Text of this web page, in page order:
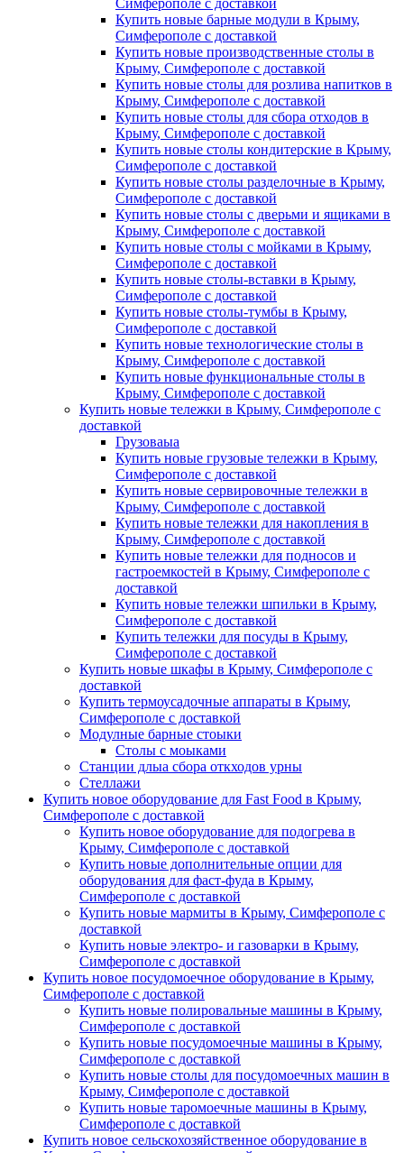
Симферополе с доставкой
Купить новые барные модули в Крыму,
Симферополе с доставкой
Купить новые производственные столы в
Крыму, Симферополе с доставкой
Купить новые столы для розлива напитков в
Крыму, Симферополе с доставкой
Купить новые столы для сбора отходов в
Крыму, Симферополе с доставкой
Купить новые столы кондитерские в Крыму,
Симферополе с доставкой
Купить новые столы разделочные в Крыму,
Симферополе с доставкой
Купить новые столы с дверьми и ящиками в
Крыму, Симферополе с доставкой
Купить новые столы с мойками в Крыму,
Симферополе с доставкой
Купить новые столы-вставки в Крыму,
Симферополе с доставкой
Купить новые столы-тумбы в Крыму,
Симферополе с доставкой
Купить новые технологические столы в
Крыму, Симферополе с доставкой
Купить новые функциональные столы в
Крыму, Симферополе с доставкой
Купить новые тележки в Крыму, Симферополе с
доставкой
Грузоваыа
Купить новые грузовые тележки в Крыму,
Симферополе с доставкой
Купить новые сервировочные тележки в
Крыму, Симферополе с доставкой
Купить новые тележки для накопления в
Крыму, Симферополе с доставкой
Купить новые тележки для подносов и
гастроемкостей в Крыму, Симферополе с
доставкой
Купить новые тележки шпильки в Крыму,
Симферополе с доставкой
Купить тележки для посуды в Крыму,
Симферополе с доставкой
Купить новые шкафы в Крыму, Симферополе с
доставкой
Купить термоусадочные аппараты в Крыму,
Симферополе с доставкой
Модулные барные стоыки
Столы с моыками
Станции длыа сбора откходов урны
Стеллажи
Купить новое оборудование для Fast Food в Крыму,
Симферополе с доставкой
Купить новое оборудование для подогрева в
Крыму, Симферополе с доставкой
Купить новые дополнительные опции для
оборудования для фаст-фуда в Крыму,
Симферополе с доставкой
Купить новые мармиты в Крыму, Симферополе с
доставкой
Купить новые электро- и газоварки в Крыму,
Симферополе с доставкой
Купить новое посудомоечное оборудование в Крыму,
Симферополе с доставкой
Купить новые полировальные машины в Крыму,
Симферополе с доставкой
Купить новые посудомоечные машины в Крыму,
Симферополе с доставкой
Купить новые столы для посудомоечных машин в
Крыму, Симферополе с доставкой
Купить новые таромоечные машины в Крыму,
Симферополе с доставкой
Купить новое сельскохозяйственное оборудование в